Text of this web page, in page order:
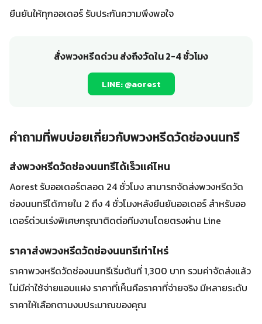
ยืนยันให้ทุกออเดอร์ รับประกันความพึงพอใจ
สั่งพวงหรีดด่วน ส่งถึงวัดใน 2-4 ชั่วโมง
LINE: @aorest
คำถามที่พบบ่อยเกี่ยวกับพวงหรีดวัดช่องนนทรี
ส่งพวงหรีดวัดช่องนนทรีได้เร็วแค่ไหน
Aorest รับออเดอร์ตลอด 24 ชั่วโมง สามารถจัดส่งพวงหรีดวัด
ช่องนนทรีได้ภายใน 2 ถึง 4 ชั่วโมงหลังยืนยันออเดอร์ สำหรับออ
เดอร์ด่วนเร่งพิเศษกรุณาติดต่อทีมงานโดยตรงผ่าน Line
ราคาส่งพวงหรีดวัดช่องนนทรีเท่าไหร่
ราคาพวงหรีดวัดช่องนนทรีเริ่มต้นที่ 1,300 บาท รวมค่าจัดส่งแล้ว
ไม่มีค่าใช้จ่ายแอบแฝง ราคาที่เห็นคือราคาที่จ่ายจริง มีหลายระดับ
ราคาให้เลือกตามงบประมาณของคุณ